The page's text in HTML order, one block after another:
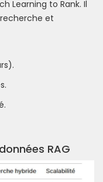
Learning to Rank. Il
et
RAG